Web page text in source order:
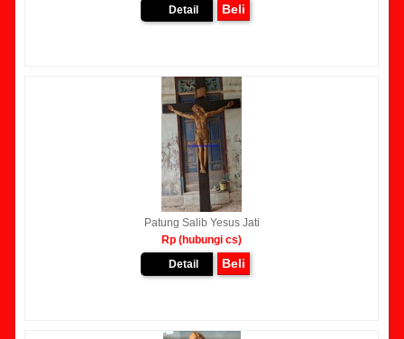
Detail
Beli
Patung Salib Yesus Jati
Rp (hubungi cs)
Detail
Beli